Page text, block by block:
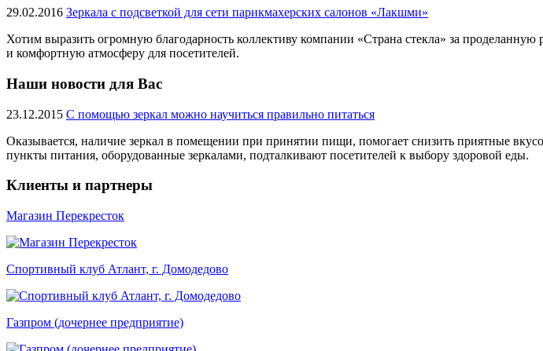
29.02.2016 Зеркала с подсветкой для сети парикмахерских салонов «Лакшми»
Хотим выразить огромную благодарность коллективу компании «Страна стекла» за
и комфортную атмосферу для посетителей.
Наши новости для Вас
23.12.2015 С помощью зеркал можно научиться правильно питаться
Оказывается, наличие зеркал в помещении при принятии пищи, помогает снизить приятные
пункты питания, оборудованные зеркалами, подталкивают посетителей к выбору здоровой еды.
Клиенты и партнеры
Магазин Перекресток
Спортивный клуб Атлант, г. Домодедово
Газпром (дочернее предприятие)